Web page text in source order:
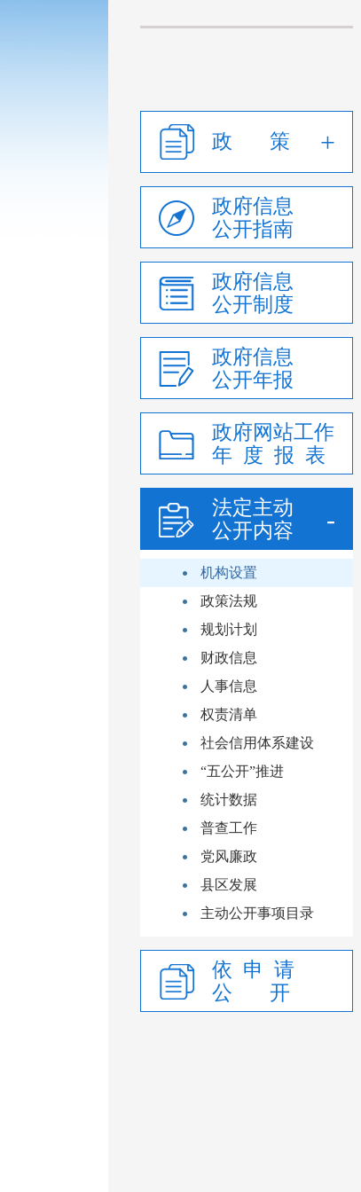
政 策
政府信息
公开指南
政府信息
公开制度
政府信息
公开年报
政府网站工作
年 度 报 表
法定主动
公开内容
机构设置
政策法规
规划计划
财政信息
人事信息
权责清单
社会信用体系建设
“五公开”推进
统计数据
普查工作
党风廉政
县区发展
主动公开事项目录
依 申 请
公 开